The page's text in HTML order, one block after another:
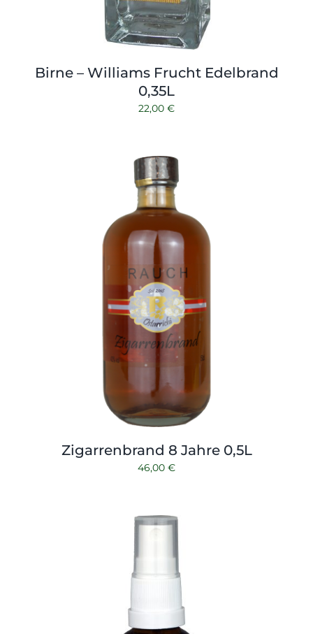
Birne – Williams Frucht Edelbrand
0,35L
22,00 €
Zigarrenbrand 8 Jahre 0,5L
46,00 €